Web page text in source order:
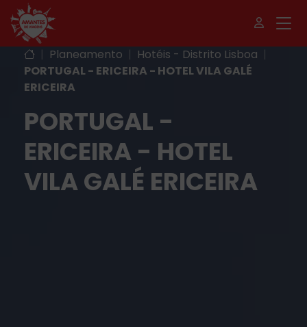
| Planeamento | Hotéis - Distrito Lisboa |
PORTUGAL - ERICEIRA - HOTEL VILA GALÉ
ERICEIRA
PORTUGAL -
ERICEIRA - HOTEL
VILA GALÉ ERICEIRA